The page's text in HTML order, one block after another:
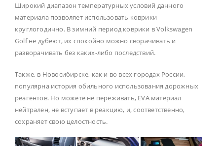
Широкий диапазон температурных условий данного
материала позволяет использовать коврики
круглогодично. В зимний период коврики в Volkswagen
Golf не дубеют, их спокойно можно сворачивать и
разворачивать без каких-либо последствий.
Также, в Новосибирске, как и во всех городах России,
популярна история обильного использования дорожных
реагентов. Но можете не переживать, EVA материал
нейтрален, не вступает в реакцию, и, соответственно,
сохраняет свою целостность.